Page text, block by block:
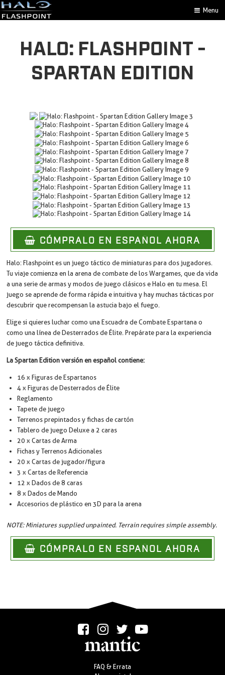
Menu
HALO: FLASHPOINT -
SPARTAN EDITION
CÓMPRALO EN ESPAÑOL AHORA
Halo: Flashpoint es un juego táctico de miniaturas para dos jugadores.
Tu viaje comienza en la arena de combate de los Wargames, que da vida
a una serie de armas y modos de juego clásicos e Halo en tu mesa. El
juego se aprende de forma rápida e intuitiva y hay muchas tácticas por
descubrir que recompensan la astucia bajo el fuego.
Elige si quieres luchar como una Escuadra de Combate Espartana o
como una línea de Desterrados de Élite. Prepárate para la experiencia
de juego táctica definitiva.
La Spartan Edition versión en español contiene:
16 x Figuras de Espartanos
4 x Figuras de Desterrados de Élite
Reglamento
Tapete de juego
Terrenos prepintados y fichas de cartón
Tablero de juego Deluxe a 2 caras
20 x Cartas de Arma
Fichas y Terrenos Adicionales
20 x Cartas de jugador/figura
3 x Cartas de Referencia
12 x Dados de 8 caras
8 x Dados de Mando
Accesorios de plástico en 3D para la arena
NOTE: Miniatures supplied unpainted. Terrain requires simple assembly.
CÓMPRALO EN ESPAÑOL AHORA
FAQ & Errata